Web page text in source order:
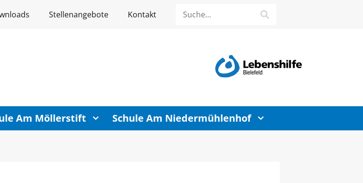
Stellenangebote Kontakt
Am Möllerstift Schule Am Niedermühlenhof